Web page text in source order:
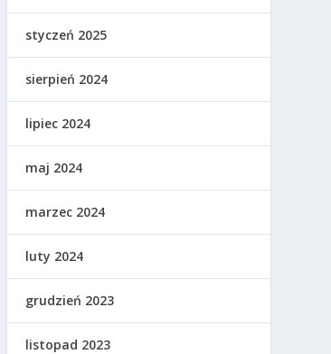
styczeń 2025
sierpień 2024
lipiec 2024
maj 2024
marzec 2024
luty 2024
grudzień 2023
listopad 2023